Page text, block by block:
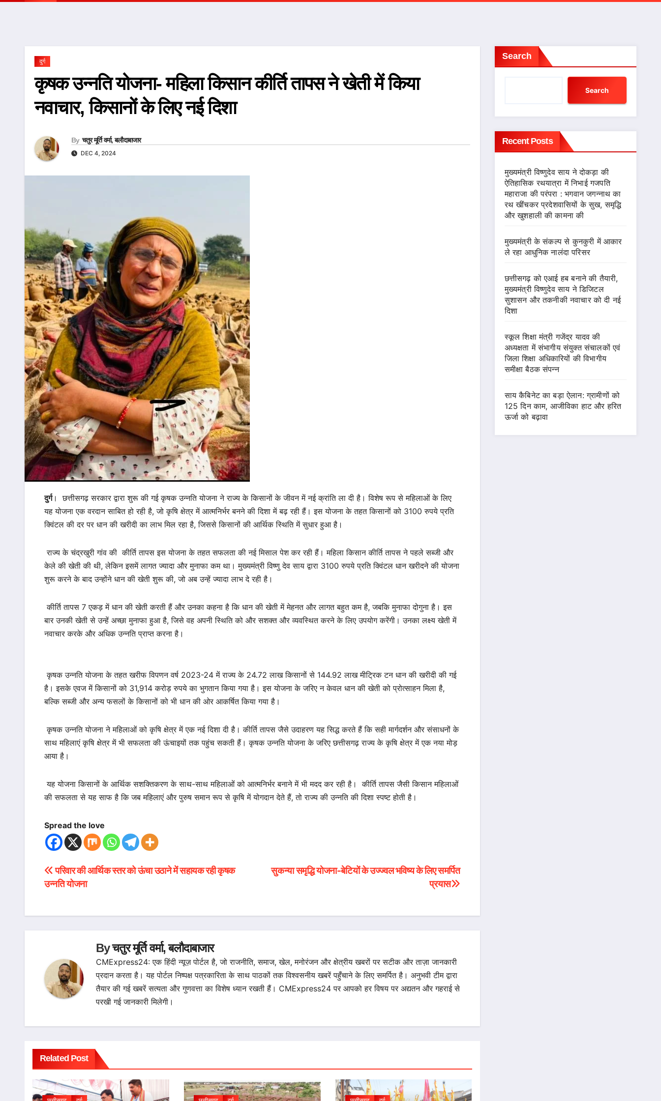
दुर्ग
कृषक उन्नति योजना- महिला किसान कीर्ति तापस ने खेती में किया
नवाचार, किसानों के लिए नई दिशा
By चतुर मूर्ति वर्मा, बलौदाबाजार
DEC 4, 2024
दुर्ग। छत्तीसगढ़ सरकार द्वारा शुरू की गई कृषक उन्नति योजना ने राज्य के किसानों के जीवन में नई क्रांति ला दी है। विशेष रूप से महिलाओं के लिए
यह योजना एक वरदान साबित हो रही है, जो कृषि क्षेत्र में आत्मनिर्भर बनने की दिशा में बढ़ रही हैं। इस योजना के तहत किसानों को 3100 रुपये प्रति
क्विंटल की दर पर धान की खरीदी का लाभ मिल रहा है, जिससे किसानों की आर्थिक स्थिति में सुधार हुआ है।
राज्य के चंद्रखुरी गांव की कीर्ति तापस इस योजना के तहत सफलता की नई मिसाल पेश कर रही हैं। महिला किसान कीर्ति तापस ने पहले सब्जी और
केले की खेती की थी, लेकिन इसमें लागत ज्यादा और मुनाफा कम था। मुख्यमंत्री विष्णु देव साय द्वारा 3100 रुपये प्रति क्विंटल धान खरीदने की योजना
शुरू करने के बाद उन्होंने धान की खेती शुरू की, जो अब उन्हें ज्यादा लाभ दे रही है।
कीर्ति तापस 7 एकड़ में धान की खेती करती हैं और उनका कहना है कि धान की खेती में मेहनत और लागत बहुत कम है, जबकि मुनाफा दोगुना है। इस
बार उनकी खेती से उन्हें अच्छा मुनाफा हुआ है, जिसे वह अपनी स्थिति को और सशक्त और व्यवस्थित करने के लिए उपयोग करेंगी। उनका लक्ष्य खेती में
नवाचार करके और अधिक उन्नति प्राप्त करना है।
कृषक उन्नति योजना के तहत खरीफ विपणन वर्ष 2023-24 में राज्य के 24.72 लाख किसानों से 144.92 लाख मीट्रिक टन धान की खरीदी की गई
है। इसके एवज में किसानों को 31,914 करोड़ रुपये का भुगतान किया गया है। इस योजना के जरिए न केवल धान की खेती को प्रोत्साहन मिला है,
बल्कि सब्जी और अन्य फसलों के किसानों को भी धान की ओर आकर्षित किया गया है।
कृषक उन्नति योजना ने महिलाओं को कृषि क्षेत्र में एक नई दिशा दी है। कीर्ति तापस जैसे उदाहरण यह सिद्ध करते हैं कि सही मार्गदर्शन और संसाधनों के
साथ महिलाएं कृषि क्षेत्र में भी सफलता की ऊंचाइयों तक पहुंच सकती हैं। कृषक उन्नति योजना के जरिए छत्तीसगढ़ राज्य के कृषि क्षेत्र में एक नया मोड़
आया है।
यह योजना किसानों के आर्थिक सशक्तिकरण के साथ-साथ महिलाओं को आत्मनिर्भर बनाने में भी मदद कर रही है। कीर्ति तापस जैसी किसान महिलाओं
की सफलता से यह साफ है कि जब महिलाएं और पुरुष समान रूप से कृषि में योगदान देते हैं, तो राज्य की उन्नति की दिशा स्पष्ट होती है।
Spread the love
Post
सुकन्या समृद्धि योजना-बेटियों के उज्ज्वल भविष्य के लिए समर्पित
प्रयास
परिवार की आर्थिक स्तर को ऊंचा उठाने में सहायक रही कृषक
उन्नति योजना
Byचतुर मूर्ति वर्मा, बलौदाबाजार
CMExpress24: एक हिंदी न्यूज़ पोर्टल है, जो राजनीति, समाज, खेल, मनोरंजन और क्षेत्रीय खबरों पर सटीक और ताज़ा जानकारी
प्रदान करता है। यह पोर्टल निष्पक्ष पत्रकारिता के साथ पाठकों तक विश्वसनीय खबरें पहुँचाने के लिए समर्पित है। अनुभवी टीम द्वारा
तैयार की गई खबरें सत्यता और गुणवत्ता का विशेष ध्यान रखती हैं। CMExpress24 पर आपको हर विषय पर अद्यतन और गहराई से
परखी गई जानकारी मिलेगी।
Related Post
Search
Search
Recent Posts
मुख्यमंत्री विष्णुदेव साय ने दोकड़ा की
ऐतिहासिक रथयात्रा में निभाई गजपति
महाराजा की परंपरा : भगवान जगन्नाथ का
रथ खींचकर प्रदेशवासियों के सुख, समृद्धि
और खुशहाली की कामना की
मुख्यमंत्री के संकल्प से कुनकुरी में आकार
ले रहा आधुनिक नालंदा परिसर
छत्तीसगढ़ को एआई हब बनाने की तैयारी,
मुख्यमंत्री विष्णुदेव साय ने डिजिटल
सुशासन और तकनीकी नवाचार को दी नई
दिशा
स्कूल शिक्षा मंत्री गजेंद्र यादव की
अध्यक्षता में संभागीय संयुक्त संचालकों एवं
जिला शिक्षा अधिकारियों की विभागीय
समीक्षा बैठक संपन्न
साय कैबिनेट का बड़ा ऐलान: ग्रामीणों को
125 दिन काम, आजीविका हाट और हरित
ऊर्जा को बढ़ावा